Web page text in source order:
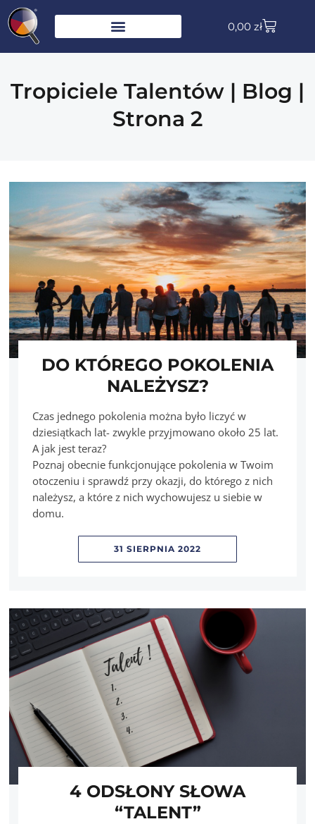
0,00 zł
Tropiciele Talentów | Blog |
Strona 2
DO KTÓREGO POKOLENIA
NALEŻYSZ?
Czas jednego pokolenia można było liczyć w
dziesiątkach lat- zwykle przyjmowano około 25 lat.
A jak jest teraz?
Poznaj obecnie funkcjonujące pokolenia w Twoim
otoczeniu i sprawdź przy okazji, do którego z nich
należysz, a które z nich wychowujesz u siebie w
domu.
31 SIERPNIA 2022
4 ODSŁONY SŁOWA
“TALENT”